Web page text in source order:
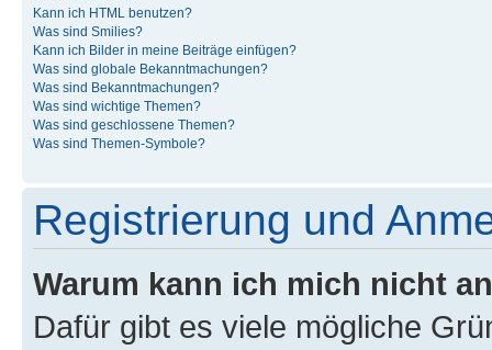
Kann ich HTML benutzen?
Was sind Smilies?
Kann ich Bilder in meine Beiträge einfügen?
Was sind globale Bekanntmachungen?
Was sind Bekanntmachungen?
Was sind wichtige Themen?
Was sind geschlossene Themen?
Was sind Themen-Symbole?
Registrierung und
Warum kann ich mich nicht
Dafür gibt es viele mögliche